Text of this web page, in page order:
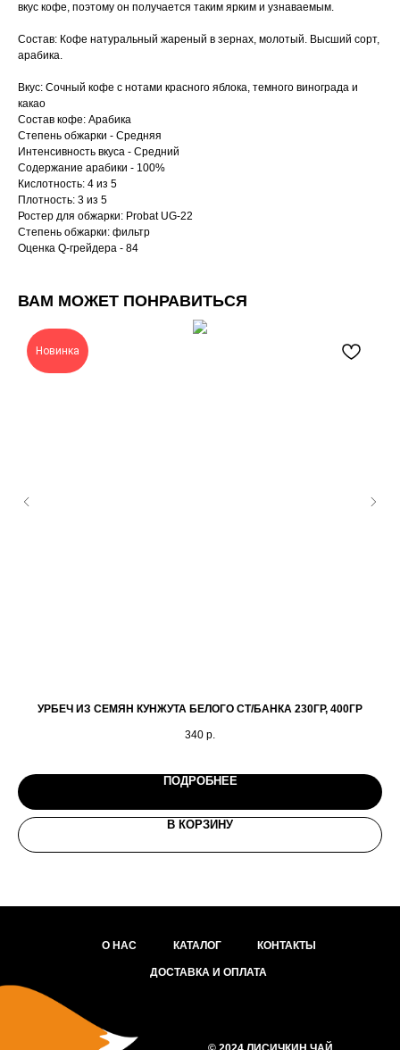
вкус кофе, поэтому он получается таким ярким и узнаваемым.
Состав: Кофе натуральный жареный в зернах, молотый. Высший сорт,
арабика.
Вкус: Сочный кофе с нотами красного яблока, темного винограда и
какао
Состав кофе: Арабика
Степень обжарки - Средняя
Интенсивность вкуса - Средний
Содержание арабики - 100%
Кислотность: 4 из 5
Плотность: 3 из 5
Ростер для обжарки: Probat UG-22
Cтепень обжарки: фильтр
Оценка Q-грейдера - 84
ВАМ МОЖЕТ ПОНРАВИТЬСЯ
Новинка
УРБЕЧ ИЗ СЕМЯН КУНЖУТА БЕЛОГО СТ/БАНКА 230ГР, 400ГР
340 р.
ПОДРОБНЕЕ
В КОРЗИНУ
О НАС КАТАЛОГ
ДОСТАВКА И ОПЛАТА
КОНТАКТЫ